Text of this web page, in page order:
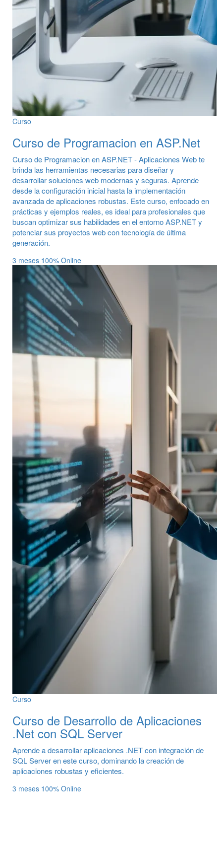
Curso
Curso de Programacion en ASP.Net
Curso de Programacion en ASP.NET - Aplicaciones Web te
brinda las herramientas necesarias para diseñar y
desarrollar soluciones web modernas y seguras. Aprende
desde la configuración inicial hasta la implementación
avanzada de aplicaciones robustas. Este curso, enfocado en
prácticas y ejemplos reales, es ideal para profesionales que
buscan optimizar sus habilidades en el entorno ASP.NET y
potenciar sus proyectos web con tecnología de última
generación.
3 meses 100% Online
Curso
Curso de Desarrollo de Aplicaciones
.Net con SQL Server
Aprende a desarrollar aplicaciones .NET con integración de
SQL Server en este curso, dominando la creación de
aplicaciones robustas y eficientes.
3 meses 100% Online